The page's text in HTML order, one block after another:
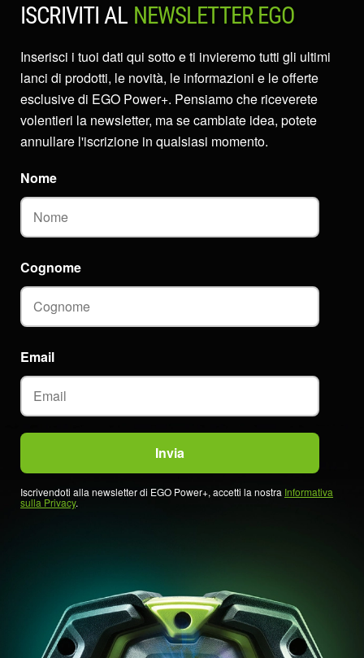
ISCRIVITI AL NEWSLETTER EGO
Inserisci i tuoi dati qui sotto e ti invieremo tutti gli ultimi
lanci di prodotti, le novità, le informazioni e le offerte
esclusive di EGO Power+. Pensiamo che riceverete
volentieri la newsletter, ma se cambiate idea, potete
annullare l'iscrizione in qualsiasi momento.
Email
Nome
Cognome
Iscrivendoti alla newsletter di EGO Power+, accetti la nostra Informativa
sulla Privacy.